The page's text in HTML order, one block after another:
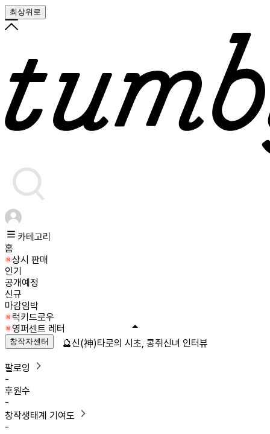
최상위로
카테고리
홈
상시 판매
인기
공개예정
신규
마감임박
럭키드로우
영퍼센트 레터
창작자센터
팔로잉
-
후원수
-
창작생태계 기여도
-
🔮신(神)타로의 시초, 콩쥐신녀 인터뷰